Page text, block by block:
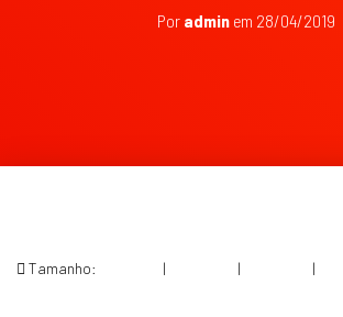
Por admin em 28/04/2019
Tamanho: | | |